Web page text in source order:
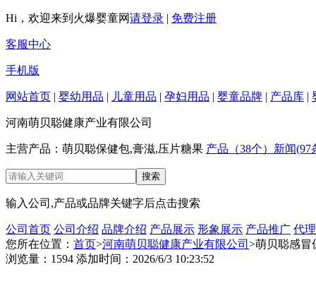
Hi，欢迎来到火爆婴童网请登录 | 免费注册
客服中心
手机版
网站首页 | 婴幼用品 | 儿童用品 | 孕妇用品 | 婴童品牌 | 产品库 |
河南萌贝聪健康产业有限公司
主营产品：萌贝聪保健包,膏滋,压片糖果 产品（38个） 新闻(97
输入公司,产品或品牌关键字后点击搜索
公司首页 公司介绍 品牌介绍 产品展示 形象展示 产品推广 代
您所在位置： 首页>河南萌贝聪健康产业有限公司 >萌贝聪感冒
浏览量：1594 添加时间：2026/6/3 10:23:52